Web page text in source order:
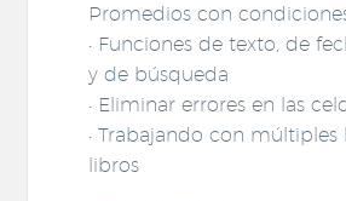
Promedios con
• Funciones de texto, de
y de búsqueda
• Eliminar errores en las
• Trabajando con múltiples
libros